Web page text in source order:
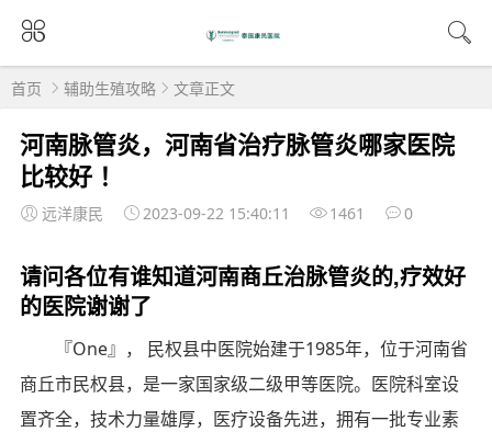
首页 辅助生殖攻略 文章正文
河南脉管炎，河南省治疗脉管炎哪家医院
比较好 ！
远洋康民 2023-09-22 15:40:11 1461 0
请问各位有谁知道河南商丘治脉管炎的,疗效好
的医院谢谢了
『One』， 民权县中医院始建于1985年，位于河南省
商丘市民权县，是一家国家级二级甲等医院。医院科室设
置齐全，技术力量雄厚，医疗设备先进，拥有一批专业素